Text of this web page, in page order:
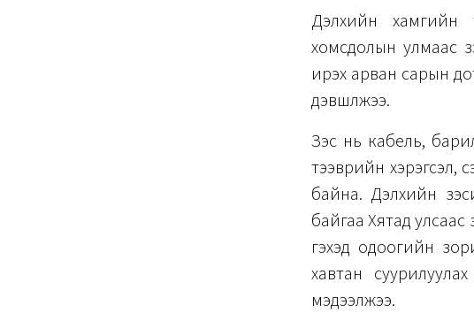
Дэлхийн хамгийн
хомсдолын улмаас
ирэх арван сарын
дэвшүүлжээ.
Зэс нь кабель,
тээврийн хэрэгсэл,
байна. Дэлхийн
байгаа Хятад
гэхэд одоогийн
хавтан
мэдээлжээ.